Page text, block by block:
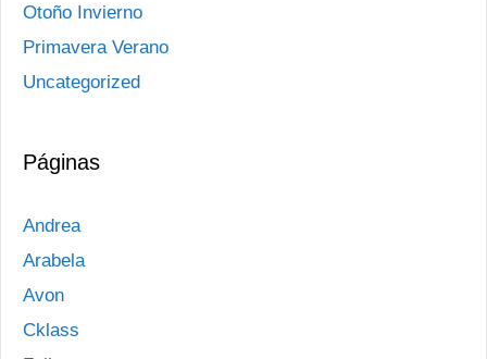
Otoño Invierno
Primavera Verano
Uncategorized
Páginas
Andrea
Arabela
Avon
Cklass